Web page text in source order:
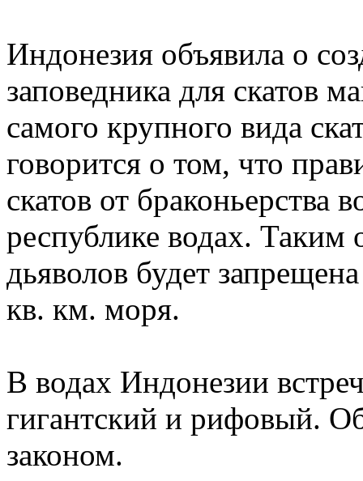
Индонезия объявила о
заповедника для скатов
самого крупного вида
говорится о том, что
скатов от браконьерства
республике водах. Таким
дьяволов будет
кв. км. моря.
В водах Индонезии
гигантский и рифовый.
законом.